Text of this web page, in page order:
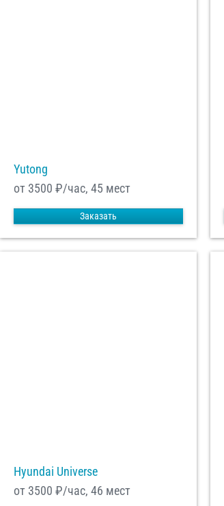
Yutong
от 3500 ₽/час, 45 мест
Заказать
Hyundai Universe
от 3500 ₽/час, 46 мест